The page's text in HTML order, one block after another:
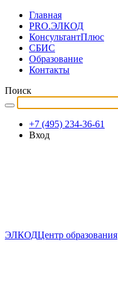
Главная
PRO.ЭЛКОД
КонсультантПлюс
СБИС
Образование
Контакты
Поиск
+7 (495) 234-36-61
Вход
ЭЛКОДЦентр образования